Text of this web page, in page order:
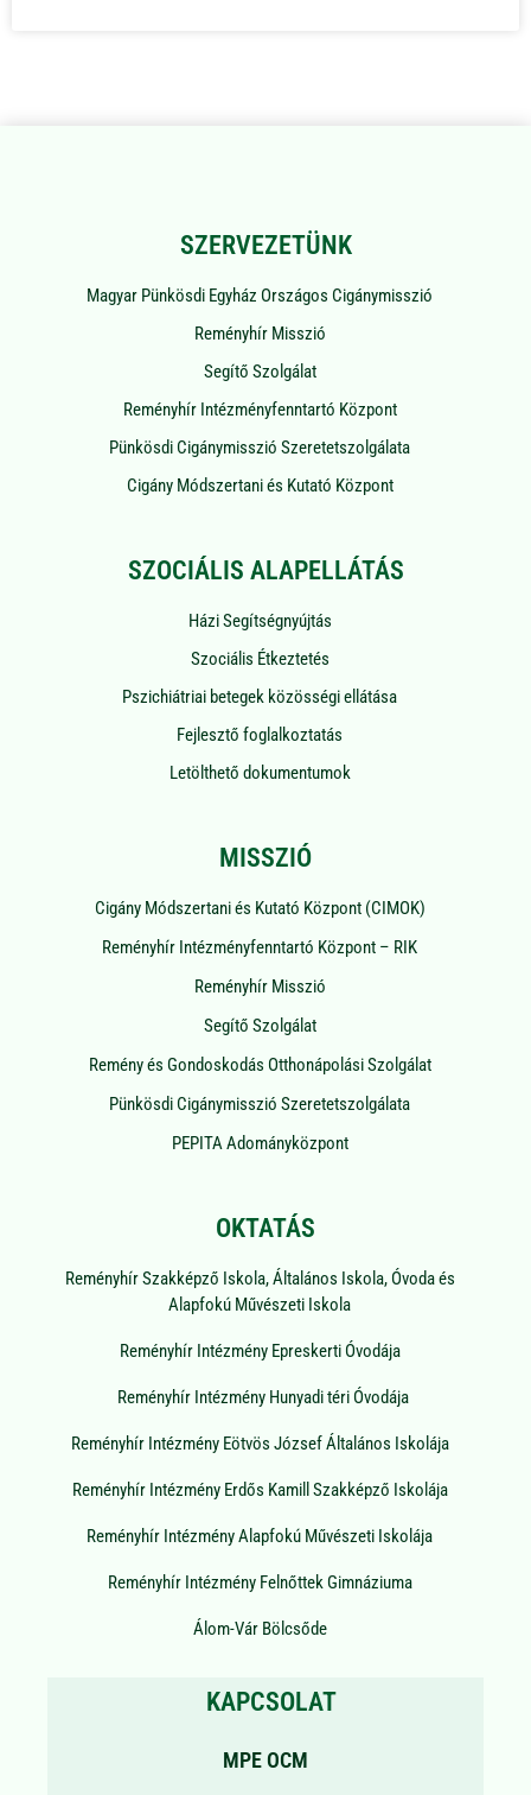
SZERVEZETÜNK
Magyar Pünkösdi Egyház Országos Cigánymisszió
Reményhír Misszió
Segítő Szolgálat
Reményhír Intézményfenntartó Központ
Pünkösdi Cigánymisszió Szeretetszolgálata
Cigány Módszertani és Kutató Központ
SZOCIÁLIS ALAPELLÁTÁS
Házi Segítségnyújtás
Szociális Étkeztetés
Pszichiátriai betegek közösségi ellátása
Fejlesztő foglalkoztatás
Letölthető dokumentumok
MISSZIÓ
Cigány Módszertani és Kutató Központ (CIMOK)
Reményhír Intézményfenntartó Központ – RIK
Reményhír Misszió
Segítő Szolgálat
Remény és Gondoskodás Otthonápolási Szolgálat
Pünkösdi Cigánymisszió Szeretetszolgálata
PEPITA Adományközpont
OKTATÁS
Reményhír Szakképző Iskola, Általános Iskola, Óvoda és
Alapfokú Művészeti Iskola
Reményhír Intézmény Epreskerti Óvodája
Reményhír Intézmény Hunyadi téri Óvodája
Reményhír Intézmény Eötvös József Általános Iskolája
Reményhír Intézmény Erdős Kamill Szakképző Iskolája
Reményhír Intézmény Alapfokú Művészeti Iskolája
Reményhír Intézmény Felnőttek Gimnáziuma
Álom-Vár Bölcsőde
KAPCSOLAT
MPE OCM